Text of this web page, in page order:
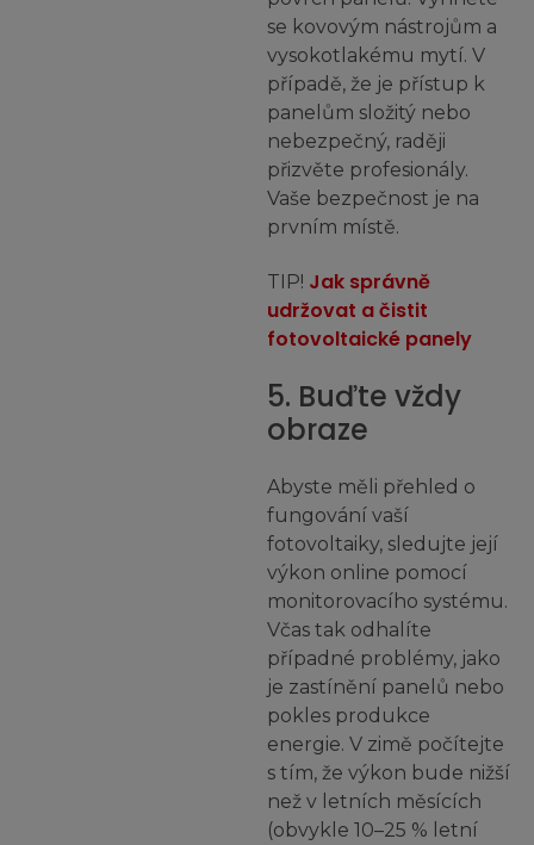
se kovovým nástrojům a
vysokotlakému mytí. V
případě, že je přístup k
panelům složitý nebo
nebezpečný, raději
přizvěte profesionály.
Vaše bezpečnost je na
prvním místě.
TIP! Jak správně
udržovat a čistit
fotovoltaické panely
5. Buďte vždy
obraze
Abyste měli přehled o
fungování vaší
fotovoltaiky, sledujte její
výkon online pomocí
monitorovacího systému.
Včas tak odhalíte
případné problémy, jako
je zastínění panelů nebo
pokles produkce
energie. V zimě počítejte
s tím, že výkon bude nižší
než v letních měsících
(obvykle 10–25 % letní